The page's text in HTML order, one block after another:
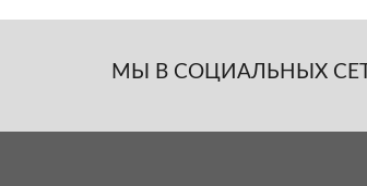
МЫ В СОЦИАЛЬНЫХ